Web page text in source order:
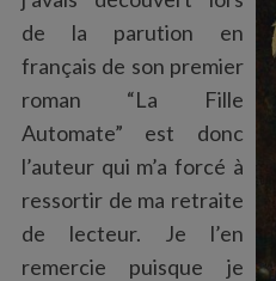
:
de la parution en
français de son premier
roman “La Fille
Automate” est donc
l’auteur qui m’a forcé à
ressortir de ma retraite
de lecteur. Je l’en
remercie puisque je